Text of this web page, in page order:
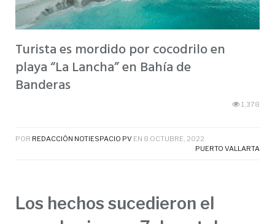
Turista es mordido por cocodrilo en
playa “La Lancha” en Bahía de
Banderas
1,378
POR REDACCIÓN NOTIESPACIO PV EN 8 OCTUBRE, 2022
PUERTO VALLARTA
Los hechos sucedieron el